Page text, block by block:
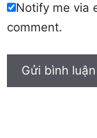
Notify me via
comment.